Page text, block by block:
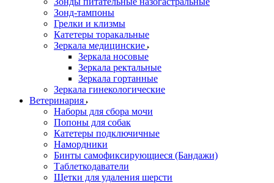
Зонд-тампоны
Грелки и клизмы
Катетеры торакальные
Зеркала медицинские
Зеркала носовые
Зеркала ректальные
Зеркала гортанные
Зеркала гинекологические
Ветеринария
Наборы для сбора мочи
Попоны для собак
Катетеры подключичные
Намордники
Бинты самофиксирующиеся (Бандажи)
Таблеткодаватели
Щетки для удаления шерсти